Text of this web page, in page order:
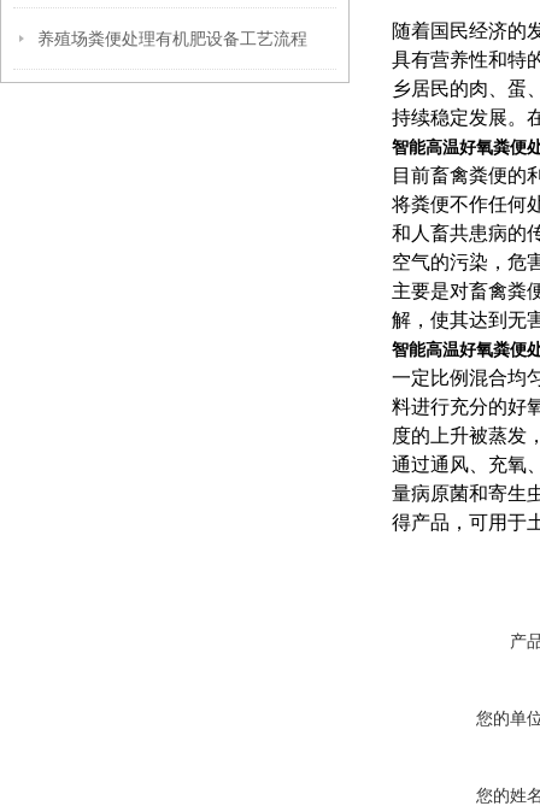
养殖场粪便处理有机肥设备工艺流程
随着国民经济的
具有营养性和特
乡居民的肉、蛋
持续稳定发展。
智能高温好氧粪便
目前畜禽粪便的
将粪便不作任何
和人畜共患病的
空气的污染，危
主要是对畜禽粪
解，使其达到无
智能高温好氧粪便
一定比例混合均
料进行充分的好
度的上升被蒸发
通过通风、充氧
量病原菌和寄生
得产品，可用于
产
您的单
您的姓